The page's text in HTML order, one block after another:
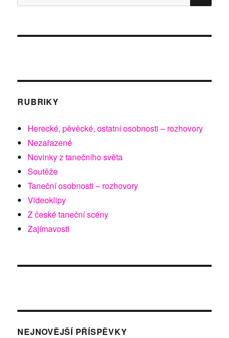
RUBRIKY
Herecké, pěvěcké, ostatní osobnosti – rozhovory
Nezařazené
Novinky z tanečního světa
Soutěže
Taneční osobnosti – rozhovory
Videoklipy
Z české taneční scény
Zajímavosti
NEJNOVĚJŠÍ PŘÍSPĚVKY